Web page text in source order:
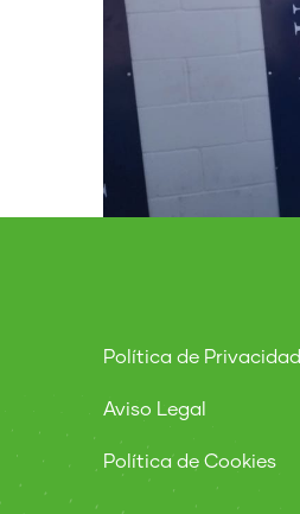
Política de Privacidad
Aviso Legal
Política de Cookies